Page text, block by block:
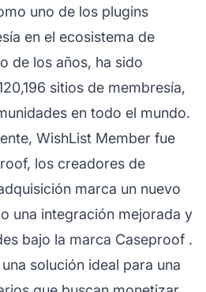
uno de los plugins
en el ecosistema de
de los años, ha sido
sitios de membresía,
en todo el mundo.
WishList Member fue
los creadores de
marca un nuevo
una integración mejorada y
bajo la marca Caseproof .
solución ideal para una